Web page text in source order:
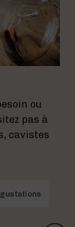
ou
pas à
cavistes